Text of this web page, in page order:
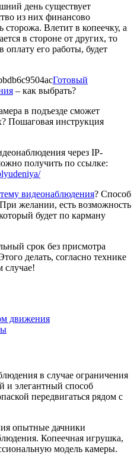
день существует
из них финансово
сторожа. Влетит в копеечку, а
в стороне от других, то
оплату его работы, будет
Готовый
– как выбрать?
в подъезде сможет
Пошаговая инструкция
через IP-
получить по ссылке:
видеонаблюдения? Способ
желании, есть возможность
будет по карману
срок без присмотра
делать, согласно технике
случае!
движения
в случае ограничения
и элегантный способ
передвигаться рядом с
опытные дачники
Копеечная игрушка,
модель камеры.